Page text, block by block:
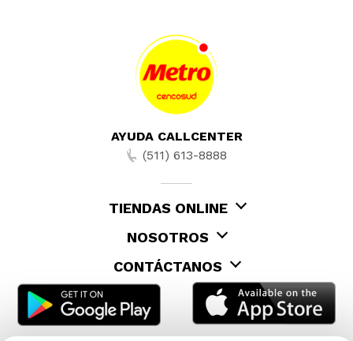
AYUDA CALLCENTER
(511) 613-8888
TIENDAS ONLINE
NOSOTROS
CONTÁCTANOS